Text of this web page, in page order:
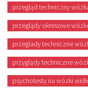
przegląd techniczny
przeglądy okresowe
przeglady techniczne
przyglądy techniczne
psychotesty na wózki